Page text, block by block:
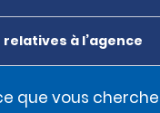
à l’agence
que vous